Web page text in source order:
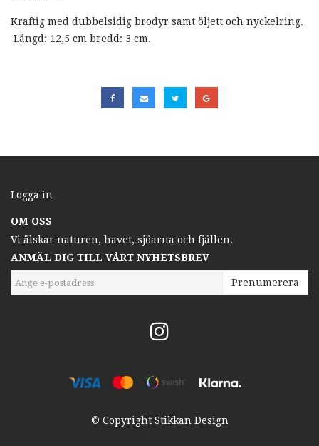
Kraftig med dubbelsidig brodyr samt öljett och nyckelring.
Längd: 12,5 cm bredd: 3 cm.
Logga in
OM OSS
Vi älskar naturen, havet, sjöarna och fjällen.
ANMÄL DIG TILL VÅRT NYHETSBREV
Prenumerera
© Copyright Stikkan Design